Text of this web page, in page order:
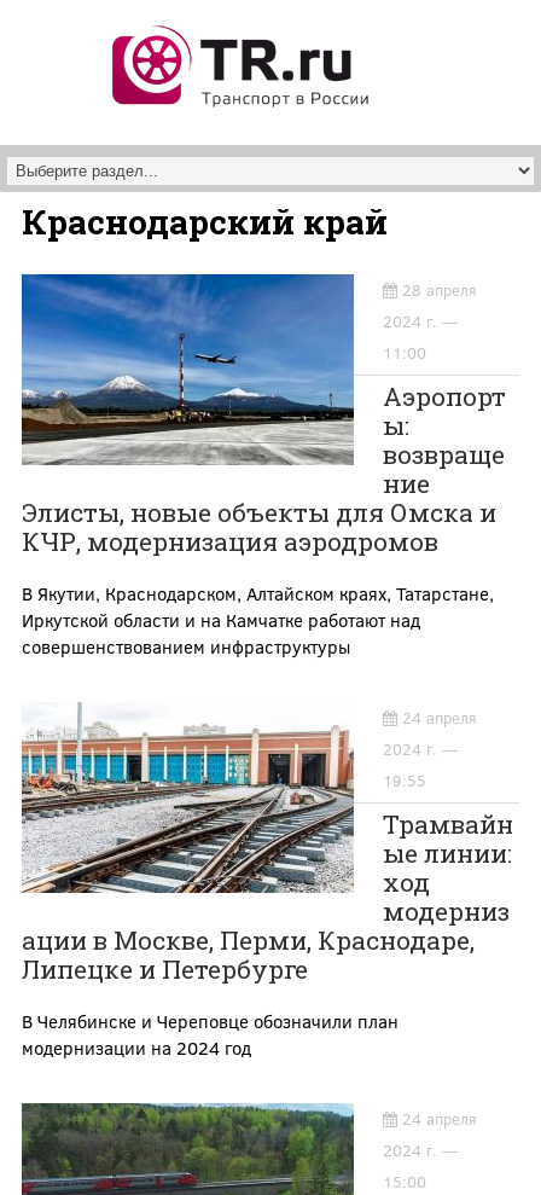
Краснодарский край
28 апреля
2024 г. —
11:00
Аэропорт
ы:
возвраще
ние
Элисты, новые объекты для Омска и
КЧР, модернизация аэродромов
В Якутии, Краснодарском, Алтайском краях, Татарстане,
Иркутской области и на Камчатке работают над
совершенствованием инфраструктуры
24 апреля
2024 г. —
19:55
Трамвайн
ые линии:
ход
модерниз
ации в Москве, Перми, Краснодаре,
Липецке и Петербурге
В Челябинске и Череповце обозначили план
модернизации на 2024 год
24 апреля
2024 г. —
15:00